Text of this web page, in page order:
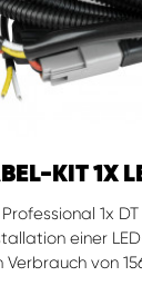
KIT 1X
1x
einer
von